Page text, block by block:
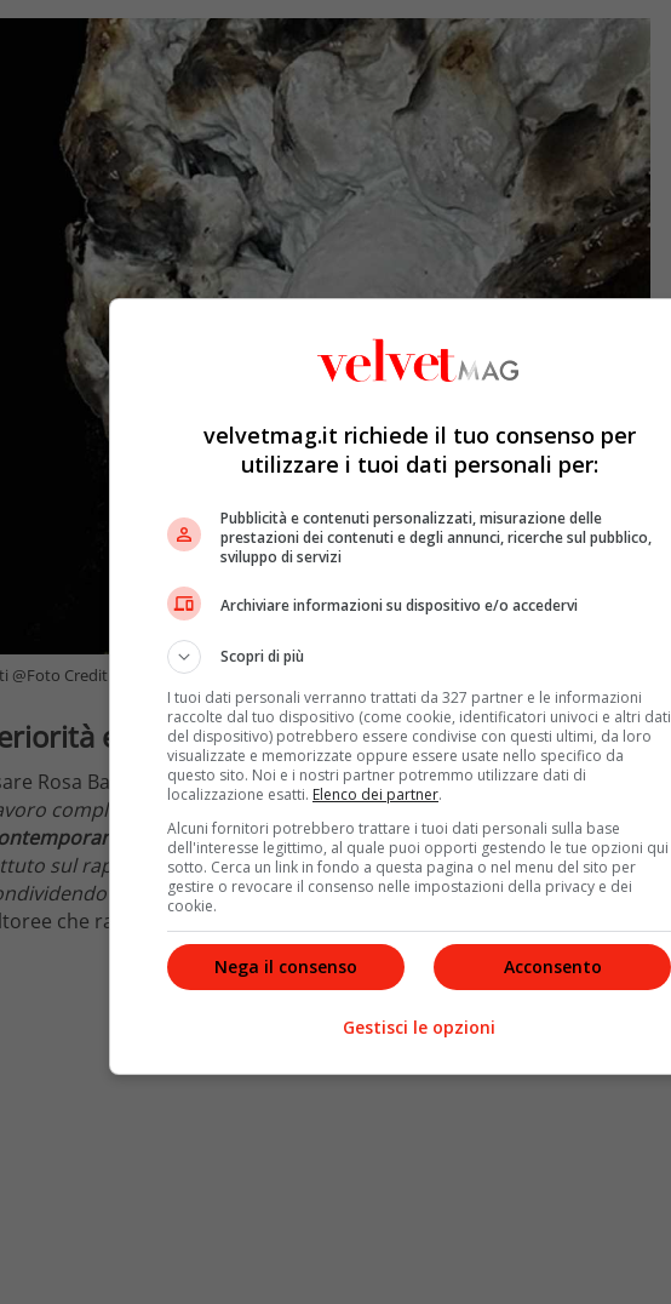
Crediti Culturalia – VelvetMag
e interiorità
Rosa Basile – è una delle pochissimedonne scultrici Italiane
complesso e fisicamente deteriorante, che lei utilizza come
e diemancipazione. Il nostro è stato un incontro tra
sul rapporto tra essere e apparire, tra il dire ed il fare, tra la
una visione unitaria sulsenso dell’io“. La mostra6_24, in
che rappresentano forme umane, simboli e immagini.
velvetmag.it richiede il tuo consenso per
utilizzare i tuoi dati personali per:
Pubblicità e contenuti personalizzati, misurazione delle
prestazioni dei contenuti e degli annunci, ricerche sul pubblico,
sviluppo di servizi
Archiviare informazioni su dispositivo e/o accedervi
Scopri di più
I tuoi dati personali verranno trattati da 327 partner e le informazioni
raccolte dal tuo dispositivo (come cookie, identificatori univoci e altri dati
del dispositivo) potrebbero essere condivise con questi ultimi, da loro
visualizzate e memorizzate oppure essere usate nello specifico da
questo sito. Noi e i nostri partner potremmo utilizzare dati di
localizzazione esatti. Elenco dei partner.
Alcuni fornitori potrebbero trattare i tuoi dati personali sulla base
dell'interesse legittimo, al quale puoi opporti gestendo le tue opzioni qui
sotto. Cerca un link in fondo a questa pagina o nel menu del sito per
gestire o revocare il consenso nelle impostazioni della privacy e dei
cookie.
Acconsento
Nega il consenso
Gestisci le opzioni